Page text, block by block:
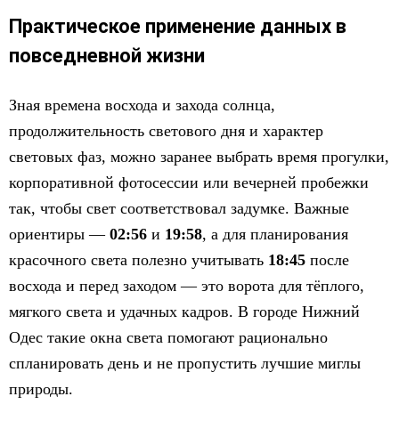
Практическое применение данных в
повседневной жизни
Зная времена восхода и захода солнца,
продолжительность светового дня и характер
световых фаз, можно заранее выбрать время прогулки,
корпоративной фотосессии или вечерней пробежки
так, чтобы свет соответствовал задумке. Важные
ориентиры — 02:56 и 19:58, а для планирования
красочного света полезно учитывать 18:45 после
восхода и перед заходом — это ворота для тёплого,
мягкого света и удачных кадров. В городе Нижний
Одес такие окна света помогают рационально
спланировать день и не пропустить лучшие миглы
природы.